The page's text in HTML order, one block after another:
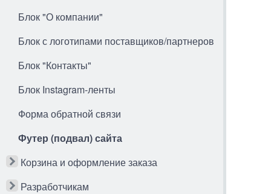
Блок "О компании"
Блок с логотипами поставщиков/партнеров
Блок "Контакты"
Блок Instagram-ленты
Форма обратной связи
Футер (подвал) сайта
Корзина и оформление заказа
Разработчикам